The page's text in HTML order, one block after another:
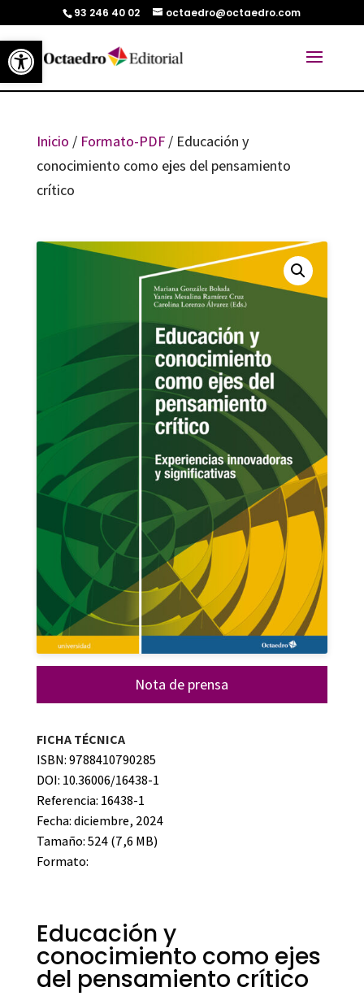
Abrir barra de herramientas
93 246 40 02 octaedro@octaedro.com
Inicio / Formato-PDF/ Educación y
conocimiento como ejes del pensamiento
crítico
Nota de prensa
FICHA TÉCNICA
ISBN: 9788410790285
DOI: 10.36006/16438-1
Referencia: 16438-1
Fecha: diciembre, 2024
Tamaño: 524 (7,6 MB)
Formato:
Educación y
conocimiento como ejes
del pensamiento crítico